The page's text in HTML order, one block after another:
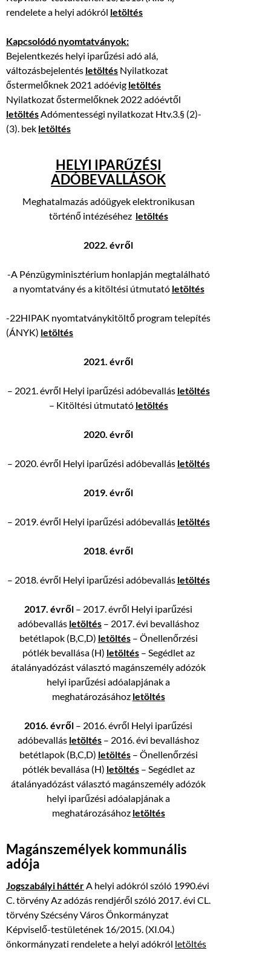
rendelete a helyi adókról letöltés
Kapcsolódó nyomtatványok:
Bejelentkezés helyi iparűzési adó alá,
változásbejelentés letöltés Nyilatkozat
őstermelőknek 2021 adóévig letöltés
Nyilatkozat őstermelőknek 2022 adóévtől
letöltésAdómentességi nyilatkozat Htv.3.§ (2)-
(3). bek letöltés
HELYI IPARŰZÉSI
ADÓBEVALLÁSOK
Meghatalmazás adóügyek elektronikusan
történő intézéséhez letöltés
2022. évről
-A Pénzügyminisztérium honlapján megtalálható
a nyomtatvány és a kitöltési útmutató letöltés
-22HIPAK nyomtatványkitöltő program telepítés
(ÁNYK) letöltés
2021. évről
– 2021. évről Helyi iparűzési adóbevallás letöltés
– Kitöltési útmutató letöltés
2020. évről
– 2020. évről Helyi iparűzési adóbevallás letöltés
2019. évről
– 2019. évről Helyi iparűzési adóbevallás letöltés
2018. évről
– 2018. évről Helyi iparűzési adóbevallás letöltés
2017. évről – 2017. évről Helyi iparűzési
adóbevallás letöltés – 2017. évi bevalláshoz
betétlapok (B,C,D) letöltés– Önellenőrzési
pótlék bevallása (H) letöltés– Segédlet az
átalányadózást választó magánszemély adózók
helyi iparűzési adóalapjának a
meghatározásához letöltés
2016. évről – 2016. évről Helyi iparűzési
adóbevallás letöltés – 2016. évi bevalláshoz
betétlapok (B,C,D) letöltés– Önellenőrzési
pótlék bevallása (H) letöltés– Segédlet az
átalányadózást választó magánszemély adózók
helyi iparűzési adóalapjának a
meghatározásához letöltés
Magánszemélyek kommunális
adója
Jogszabályi háttérA helyi adókról szóló 1990.évi
C. törvény Az adózás rendjéről szóló 2017. évi CL.
törvény Szécsény Város Önkormányzat
Képviselő-testületének 16/2015. (XI.04.)
önkormányzati rendelete a helyi adókról letöltés